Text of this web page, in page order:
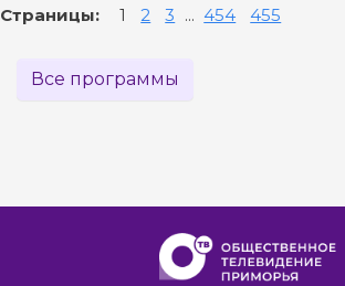
Страницы: 1 2 3 ... 454 455
Все программы